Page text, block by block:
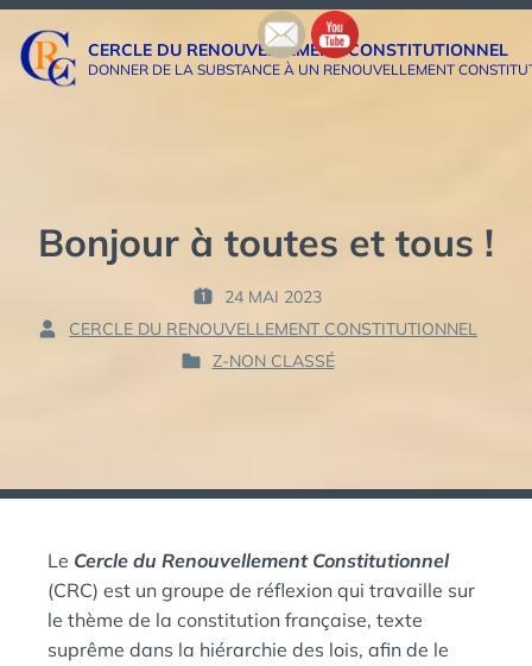
Aller
contenu
CERCLE DU RENOUVELLEMENT CONSTITUTIONNEL
DONNER DE LA SUBSTANCE À UN RENOUVELLEMENT
Bonjour à toutes et tous !
P
U
B
E
24 MAI 2023
P
CERCLE DU RENOUVELLEMENT CONSTITUTIONNEL
P
É
A
Z-NON CLASSÉ
Le Cercle du Renouvellement Constitutionnel
(CRC) est un groupe de réflexion qui travaille sur
le thème de la constitution française, texte
suprême dans la hiérarchie des lois, afin de le